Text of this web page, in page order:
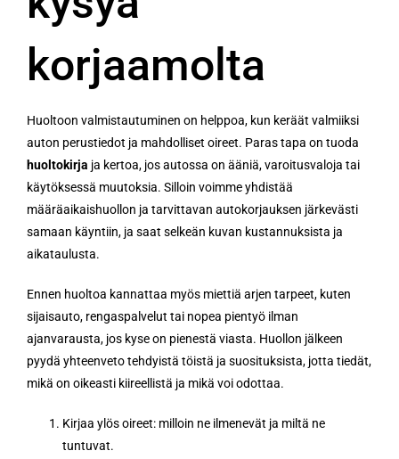
korjaamolta
Huoltoon valmistautuminen on helppoa, kun keräät valmiiksi
auton perustiedot ja mahdolliset oireet. Paras tapa on tuoda
huoltokirja ja kertoa, jos autossa on ääniä, varoitusvaloja tai
käytöksessä muutoksia. Silloin voimme yhdistää
määräaikaishuollon ja tarvittavan autokorjauksen järkevästi
samaan käyntiin, ja saat selkeän kuvan kustannuksista ja
aikataulusta.
Ennen huoltoa kannattaa myös miettiä arjen tarpeet, kuten
sijaisauto, rengaspalvelut tai nopea pientyö ilman
ajanvarausta, jos kyse on pienestä viasta. Huollon jälkeen
pyydä yhteenveto tehdyistä töistä ja suosituksista, jotta tiedät,
mikä on oikeasti kiireellistä ja mikä voi odottaa.
Kirjaa ylös oireet: milloin ne ilmenevät ja miltä ne
tuntuvat.